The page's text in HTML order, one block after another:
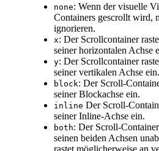
none: Wenn der visuelle
Containers gescrollt wird,
ignorieren.
x: Der Scrollcontainer
seiner horizontalen Achse
y: Der Scrollcontainer
seiner vertikalen Achse ein.
block: Der Scroll-
seiner Blockachse ein.
inline Der Scroll-
seiner Inline-Achse ein.
both: Der Scroll-
seinen beiden Achsen
rastet möglicherweise an